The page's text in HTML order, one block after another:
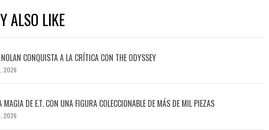
ALSO LIKE
CONQUISTA A LA CRÍTICA CON THE ODYSSEY
2026
MAGIA DE E.T. CON UNA FIGURA COLECCIONABLE DE MÁS DE MIL PIEZAS
2026